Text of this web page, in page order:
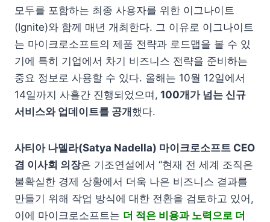
모두를 포함하는 최종 사용자를 위한 이그나이트
(Ignite)와 함께 매년 개최한다. 그 이유로 이그나이트
는 마이크로소프트의 제품 전략과 로드맵을 볼 수 있
기에 특히 기업에서 차기 비즈니스 전략을 준비하는
중요 정보로 사용할 수 있다. 올해는 10월 12일에서
14일까지 사흘간 진행되었으며, 100개가 넘는 신규
서비스와 업데이트를 공개했다.
사티아 나델라(Satya Nadella) 마이크로소프트 CEO
겸 이사회 의장은 기조연설에서 “현재 전 세계 조직은
불확실한 경제 상황에서 더욱 나은 비즈니스 결과를
만들기 위해 작업 방식에 대한 전환을 검토하고 있어,
이에 마이크로소프트는 더 적은 비용과 노력으로 더